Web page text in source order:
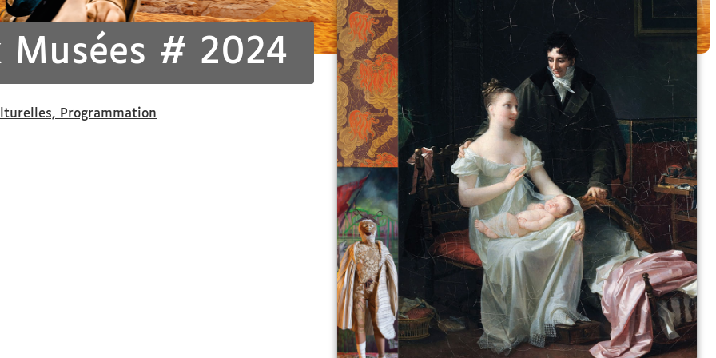
# 2024
Programmation